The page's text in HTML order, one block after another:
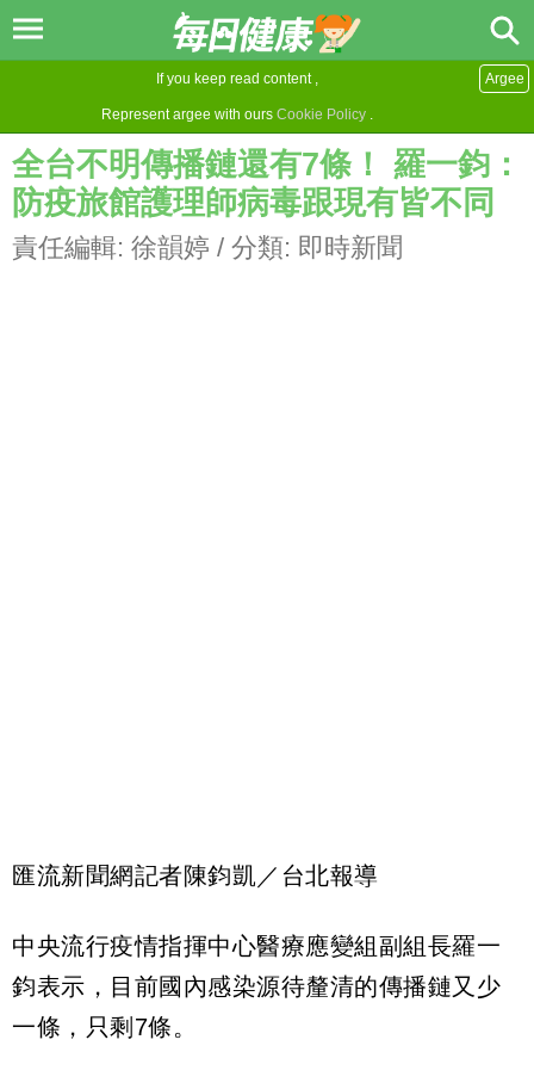
If you keep read content ,
Represent argee with ours Cookie Policy .
Argee
全台不明傳播鏈還有7條！ 羅一鈞：
防疫旅館護理師病毒跟現有皆不同
責任編輯: 徐韻婷 / 分類: 即時新聞
匯流新聞網記者陳鈞凱／台北報導
中央流行疫情指揮中心醫療應變組副組長羅一
鈞表示，目前國內感染源待釐清的傳播鏈又少
一條，只剩7條。